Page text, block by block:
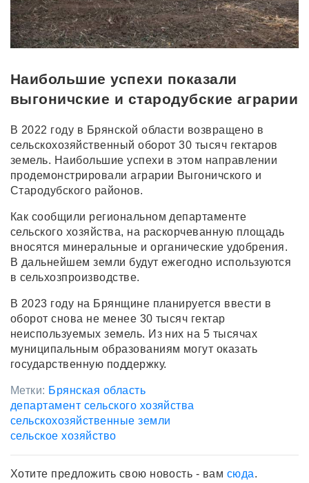
Наибольшие успехи показали
выгоничские и стародубские аграрии
В 2022 году в Брянской области возвращено в
сельскохозяйственный оборот 30 тысяч гектаров
земель. Наибольшие успехи в этом направлении
продемонстрировали аграрии Выгоничского и
Стародубского районов.
Как сообщили региональном департаменте
сельского хозяйства, на раскорчеванную площадь
вносятся минеральные и органические удобрения.
В дальнейшем земли будут ежегодно используются
в сельхозпроизводстве.
В 2023 году на Брянщине планируется ввести в
оборот снова не менее 30 тысяч гектар
неиспользуемых земель. Из них на 5 тысячах
муниципальным образованиям могут оказать
государственную поддержку.
Метки: Брянская область
департамент сельского хозяйства
сельскохозяйственные земли
сельское хозяйство
Хотите предложить свою новость - вам сюда.